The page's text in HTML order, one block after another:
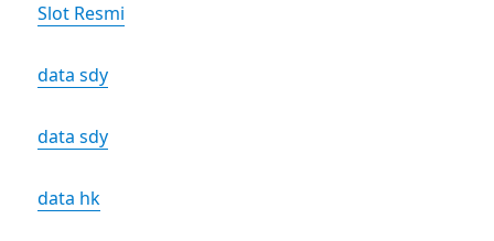
Slot Resmi
data sdy
data sdy
data hk